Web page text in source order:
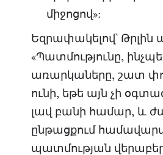
միջոցով»:
Եզրափակելով՝ Թրլին
«Պատմությունը,
առարկաները, շատ
ունի, եթե այն չի
լավ բանի համար, և
ընթացքում
պատմության